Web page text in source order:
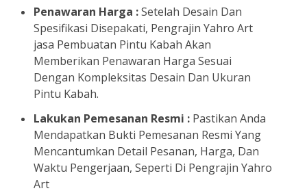
Penawaran Harga :Setelah Desain Dan
Spesifikasi Disepakati, Pengrajin Yahro Art
jasa Pembuatan Pintu Kabah Akan
Memberikan Penawaran Harga Sesuai
Dengan Kompleksitas Desain Dan Ukuran
Pintu Kabah.
Lakukan Pemesanan Resmi : Pastikan Anda
Mendapatkan Bukti Pemesanan Resmi Yang
Mencantumkan Detail Pesanan, Harga, Dan
Waktu Pengerjaan, Seperti Di Pengrajin Yahro
Art